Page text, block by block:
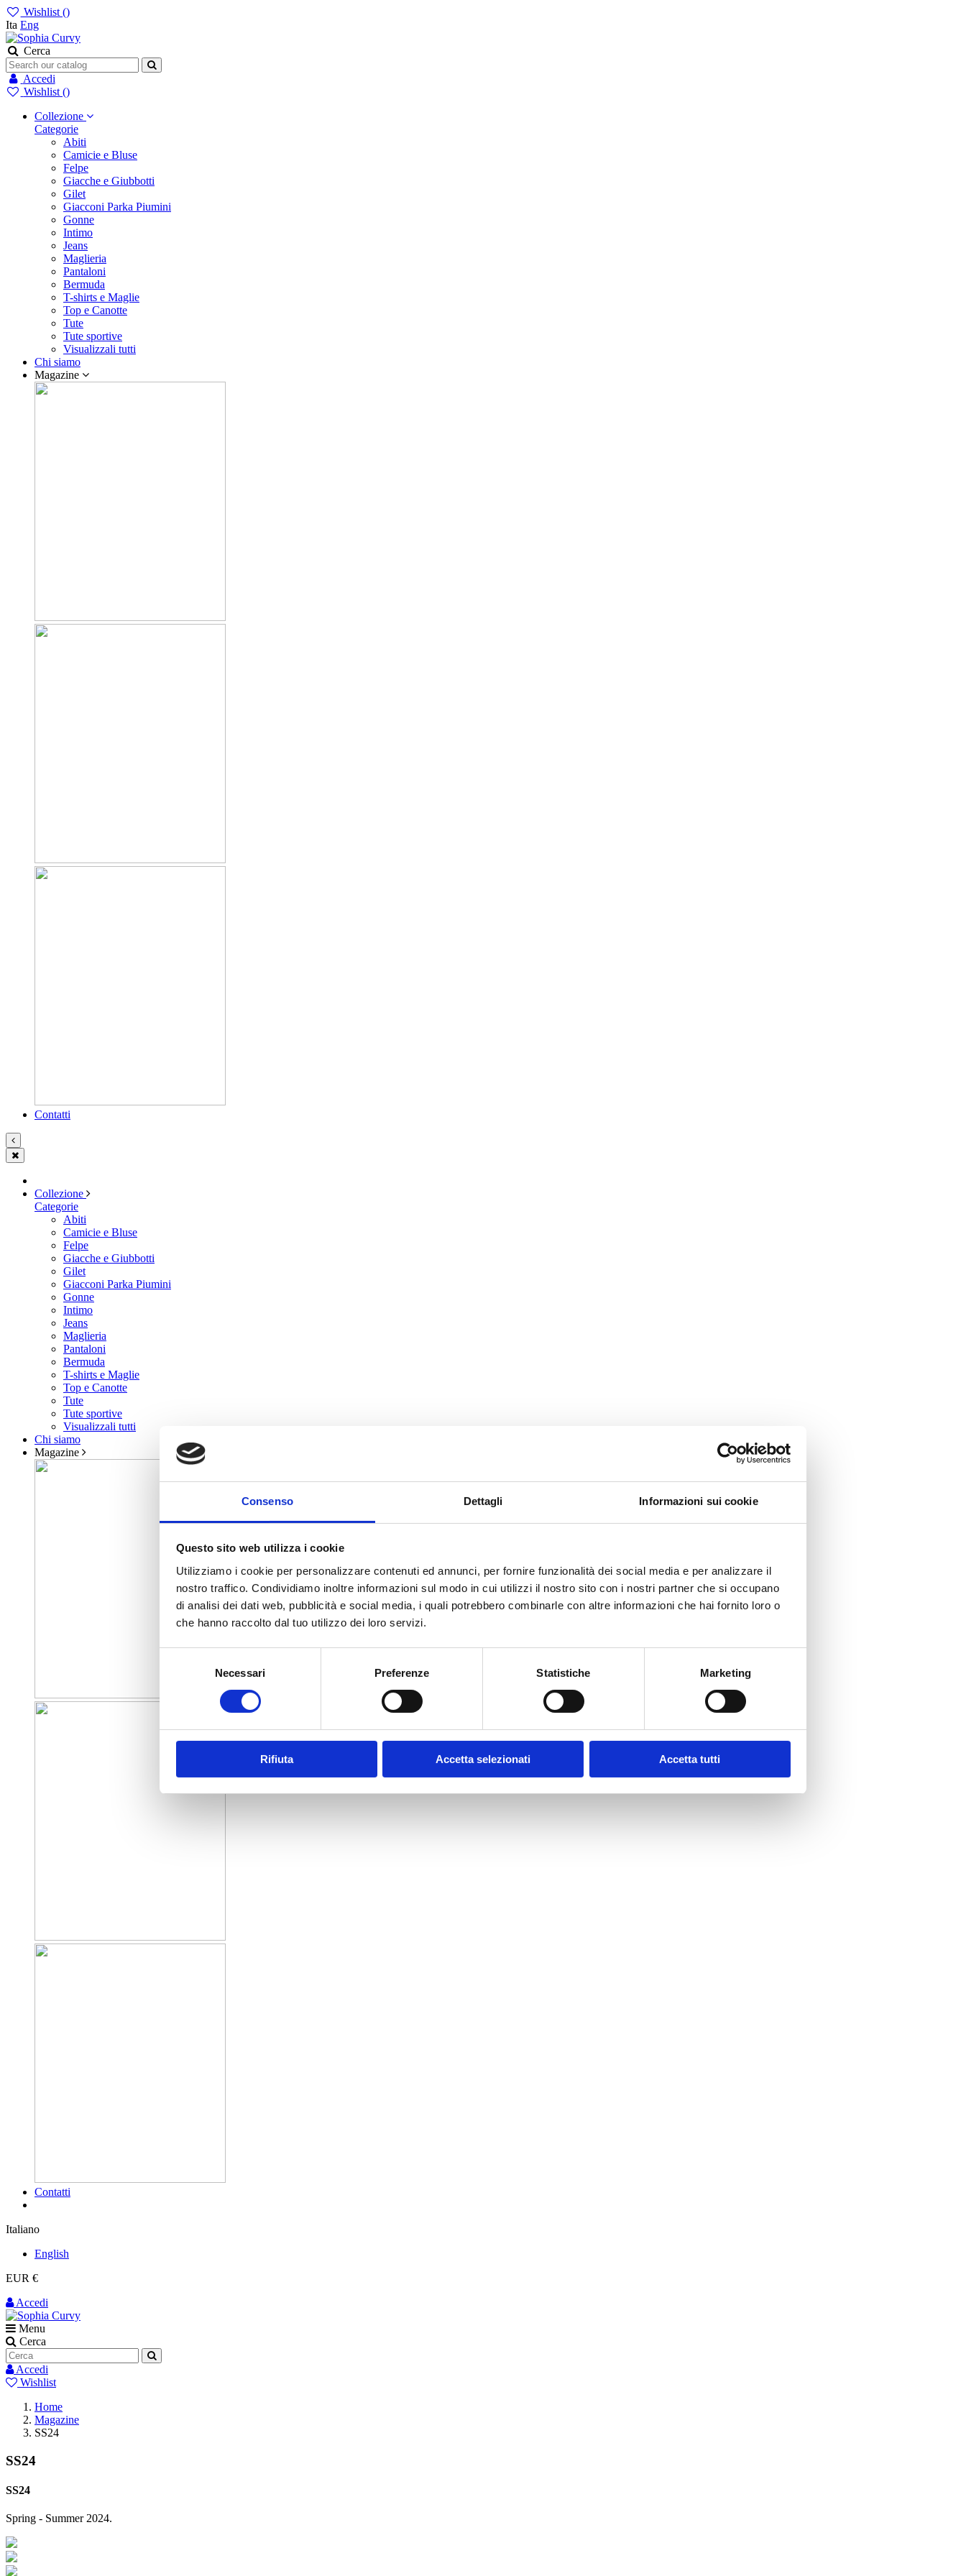
Consenso Dettagli Informazioni sui cookie
Questo sito web utilizza i cookie
Utilizziamo i cookie per personalizzare contenuti ed annunci, per fornire funzionalità dei social media e per analizzare il
nostro traffico. Condividiamo inoltre informazioni sul modo in cui utilizzi il nostro sito con i nostri partner che si occupano
di analisi dei dati web, pubblicità e social media, i quali potrebbero combinarle con altre informazioni che hai fornito loro o
che hanno raccolto dal tuo utilizzo dei loro servizi.
Necessari Preferenze Statistiche Marketing
Rifiuta Accetta selezionati Accetta tutti
Wishlist ()
Ita Eng
Cerca
Accedi
Wishlist ()
Collezione
Categorie
Abiti
Camicie e Bluse
Felpe
Giacche e Giubbotti
Gilet
Giacconi Parka Piumini
Gonne
Intimo
Jeans
Maglieria
Pantaloni
Bermuda
T-shirts e Maglie
Top e Canotte
Tute
Tute sportive
Visualizzali tutti
Chi siamo
Magazine
Contatti
Collezione
Categorie
Abiti
Camicie e Bluse
Felpe
Giacche e Giubbotti
Gilet
Giacconi Parka Piumini
Gonne
Intimo
Jeans
Maglieria
Pantaloni
Bermuda
T-shirts e Maglie
Top e Canotte
Tute
Tute sportive
Visualizzali tutti
Chi siamo
Magazine
Contatti
Italiano
English
EUR €
Accedi
Menu
Cerca
Accedi
Wishlist
Home
Magazine
SS24
SS24
SS24
Spring - Summer 2024.